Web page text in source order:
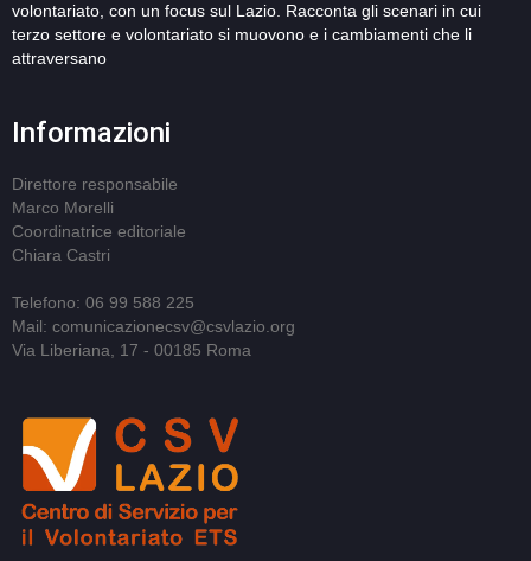
volontariato, con un focus sul Lazio. Racconta gli scenari in cui
terzo settore e volontariato si muovono e i cambiamenti che li
attraversano
Informazioni
Direttore responsabile
Marco Morelli
Coordinatrice editoriale
Chiara Castri
Telefono: 06 99 588 225
Mail: comunicazionecsv@csvlazio.org
Via Liberiana, 17 - 00185 Roma